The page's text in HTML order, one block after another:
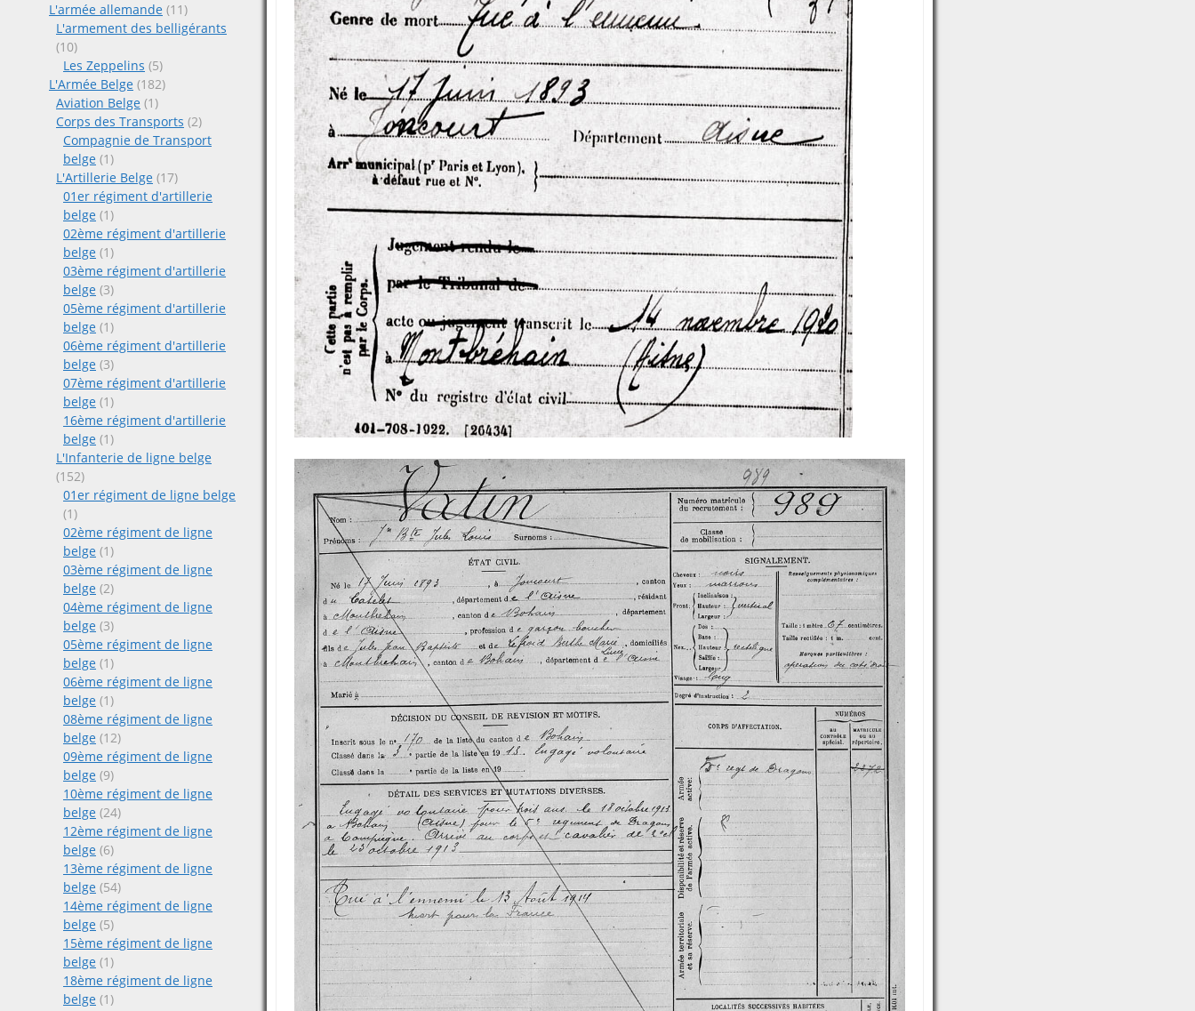
L'armée allemande (11)
L'armement des belligérants
(10)
Les Zeppelins (5)
L'Armée Belge (182)
Aviation Belge (1)
Corps des Transports (2)
Compagnie de Transport
belge (1)
L'Artillerie Belge (17)
01er régiment d'artillerie
belge (1)
02ème régiment d'artillerie
belge (1)
03ème régiment d'artillerie
belge (3)
05ème régiment d'artillerie
belge (1)
06ème régiment d'artillerie
belge (3)
07ème régiment d'artillerie
belge (1)
16ème régiment d'artillerie
belge (1)
L'Infanterie de ligne belge
(152)
01er régiment de ligne belge
(1)
02ème régiment de ligne
belge (1)
03ème régiment de ligne
belge (2)
04ème régiment de ligne
belge (3)
05ème régiment de ligne
belge (1)
06ème régiment de ligne
belge (1)
08ème régiment de ligne
belge (12)
09ème régiment de ligne
belge (9)
10ème régiment de ligne
belge (24)
12ème régiment de ligne
belge (6)
13ème régiment de ligne
belge (54)
14ème régiment de ligne
belge (5)
15ème régiment de ligne
belge (1)
18ème régiment de ligne
belge (1)